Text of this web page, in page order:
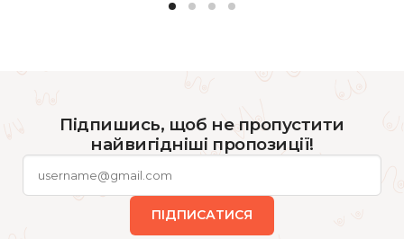
Підпишись, щоб не пропустити
найвигідніші пропозиції!
ПІДПИСАТИСЯ